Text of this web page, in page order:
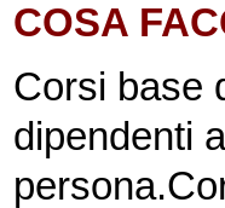
COSA
Corsi base
dipendenti
persona.